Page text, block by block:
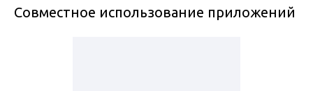
Совместное использование приложений